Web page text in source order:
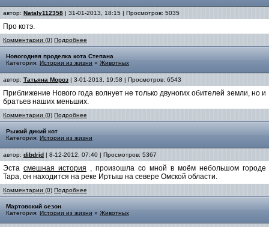
автор: Nataly112358 | 31-01-2013, 18:15 | Просмотров: 5035
Про котэ.
Комментарии (0) Подробнее
Новогодняя проделка кота Степана
Категория: Истории из жизни » Животных
автор: Татьяна Мороз | 3-01-2013, 19:58 | Просмотров: 6543
Приближение Нового года волнует не только двуногих обителей земли, но и
братьев наших меньших.
Комментарии (0) Подробнее
Рыжий дикий кот
Категория: Истории из жизни
автор: dibdrjd | 8-12-2012, 07:40 | Просмотров: 5367
Эста смешная история , произошла со мной в моём небольшом городе
Тара, он находится на реке Иртыш на севере Омской области.
Комментарии (0) Подробнее
Мартовский сезон
Категория: Истории из жизни » Животных